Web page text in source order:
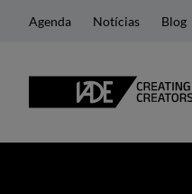
Agenda Notícias Blog